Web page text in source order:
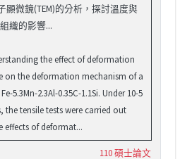
顯微鏡(TEM)的分析，探討溫度與
織的影響...
the effect of deformation
on the deformation mechanism of a
5.3Mn-2.3Al-0.35C-1.1Si. Under 10-5
the tensile tests were carried out
effects of deformat...
110 碩士論文